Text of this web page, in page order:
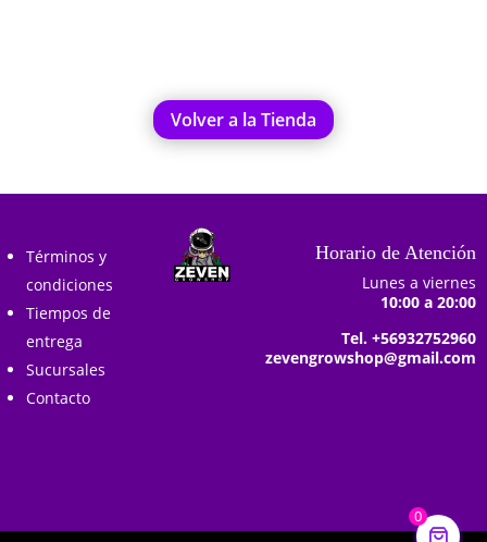
Volver a la Tienda
Términos y
condiciones
Tiempos de
entrega
Sucursales
Contacto
Horario de Atención
Lunes a viernes
10:00 a 20:00
Tel. +56932752960
zevengrowshop@gmail.com
0